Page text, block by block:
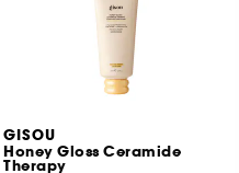
GISOU
Honey Gloss Ceramide
Therapy